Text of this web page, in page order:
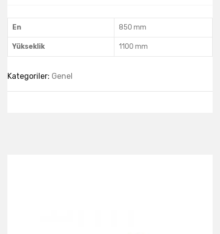
En 850 mm
Yükseklik 1100 mm
Kategoriler: Genel